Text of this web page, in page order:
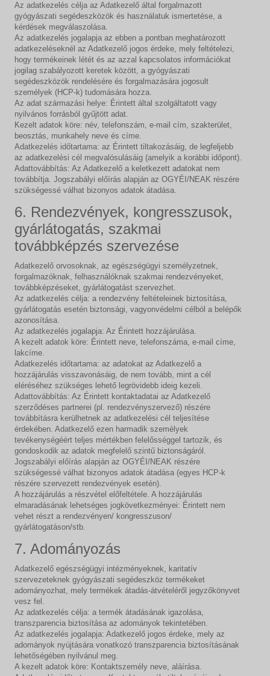
Az adatkezelés célja az Adatkezelő által forgalmazott
gyógyászati segédeszközök és használatuk ismertetése, a
kérdések megválaszolása.
Az adatkezelés jogalapja az ebben a pontban meghatározott
adatkezeléseknél az Adatkezelő jogos érdeke, mely feltételezi,
hogy termékeinek létét és az azzal kapcsolatos információkat
jogilag szabályozott keretek között, a gyógyászati
segédeszközök rendelésére és forgalmazására jogosult
személyek (HCP-k) tudomására hozza.
Az adat származási helye: Érintett által szolgáltatott vagy
nyilvános forrásból gyűjtött adat.
Kezelt adatok köre: név, telefonszám, e-mail cím, szakterület,
beosztás, munkahely neve és címe.
Adatkezelés időtartama: az Érintett tiltakozásáig, de legfeljebb
az adatkezelési cél megvalósulásáig (amelyik a korábbi időpont).
Adattovábbítás: Az Adatkezelő a keletkezett adatokat nem
továbbítja. Jogszabályi előírás alapján az OGYÉI/NEAK részére
szükségessé válhat bizonyos adatok átadása.
6. Rendezvények, kongresszusok,
gyárlátogatás, szakmai
továbbképzés szervezése
Adatkezelő orvosoknak, az egészségügyi személyzetnek,
forgalmazóknak, felhasználóknak szakmai rendezvényeket,
továbbképzéseket, gyárlátogatást szervezhet.
Az adatkezelés célja: a rendezvény feltételeinek biztosítása,
gyárlátogatás esetén biztonsági, vagyonvédelmi célból a belépők
azonosítása.
Az adatkezelés jogalapja: Az Érintett hozzájárulása.
A kezelt adatok köre: Érintett neve, telefonszáma, e-mail címe,
lakcíme.
Adatkezelés időtartama: az adatokat az Adatkezelő a
hozzájárulás visszavonásáig, de nem tovább, mint a cél
eléréséhez szükséges lehető legrövidebb ideig kezeli.
Adattovábbítás: Az Érintett kontaktadatai az Adatkezelő
szerződéses partnerei (pl. rendezvényszervező) részére
továbbításra kerülhetnek az adatkezelési cél teljesítése
érdekében. Adatkezelő ezen harmadik személyek
tevékenységéért teljes mértékben felelősséggel tartozik, és
gondoskodik az adatok megfelelő szintű biztonságáról.
Jogszabályi előírás alapján az OGYÉI/NEAK részére
szükségessé válhat bizonyos adatok átadása (egyes HCP-k
részére szervezett rendezvények esetén).
A hozzájárulás a részvétel előfeltétele. A hozzájárulás
elmaradásának lehetséges jogkövetkezményei: Érintett nem
vehet részt a rendezvényen/ kongresszuson/
gyárlátogatáson/stb.
7. Adományozás
Adatkezelő egészségügyi intézményeknek, karitatív
szervezeteknek gyógyászati segédeszköz termékeket
adományozhat, mely termékek átadás-átvételéről jegyzőkönyvet
vesz fel.
Az adatkezelés célja: a termék átadásának igazolása,
transzparencia biztosítása az adományok tekintetében.
Az adatkezelés jogalapja: Adatkezelő jogos érdeke, mely az
adományok nyújtására vonatkozó transzparencia biztosításának
lehetőségében nyilvánul meg.
A kezelt adatok köre: Kontaktszemély neve, aláírása.